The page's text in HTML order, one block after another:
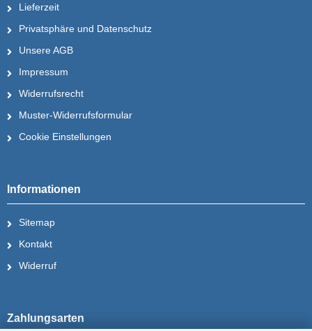
Lieferzeit
Privatsphäre und Datenschutz
Unsere AGB
Impressum
Widerrufsrecht
Muster-Widerrufsformular
Cookie Einstellungen
Informationen
Sitemap
Kontakt
Widerruf
Zahlungsarten